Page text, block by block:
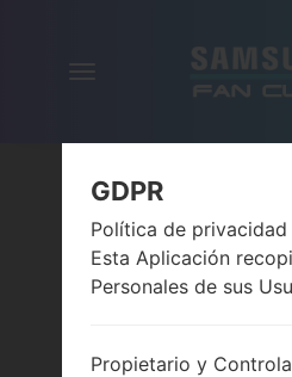
GDPR
Política de
Esta Aplicación
Personales de sus
Propietario y